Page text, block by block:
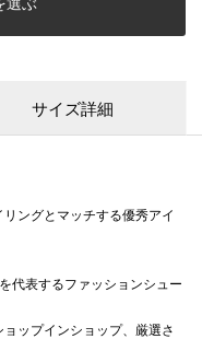
サイズ詳細
ングとマッチする優秀アイ
代表するファッションシュー
ップインショップ、厳選さ